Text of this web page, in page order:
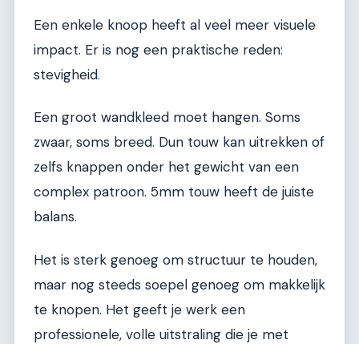
Een enkele knoop heeft al veel meer visuele
impact. Er is nog een praktische reden:
stevigheid.
Een groot wandkleed moet hangen. Soms
zwaar, soms breed. Dun touw kan uitrekken of
zelfs knappen onder het gewicht van een
complex patroon. 5mm touw heeft de juiste
balans.
Het is sterk genoeg om structuur te houden,
maar nog steeds soepel genoeg om makkelijk
te knopen. Het geeft je werk een
professionele, volle uitstraling die je met